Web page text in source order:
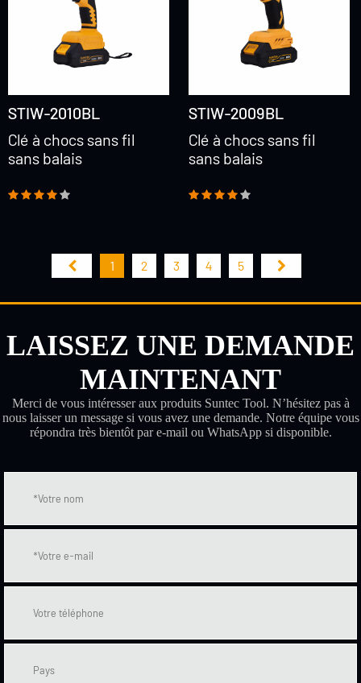
STIW-2010BL
Clé à chocs sans fil
sans balais
STIW-2009BL
Clé à chocs sans fil
sans balais
1 2 3 4 5
LAISSEZ UNE DEMANDE
MAINTENANT
Merci de vous intéresser aux produits Suntec Tool. N’hésitez pas à
nous laisser un message si vous avez une demande. Notre équipe vous
répondra très bientôt par e-mail ou WhatsApp si disponible.